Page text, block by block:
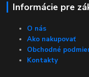
Informácie pre
O nás
Ako nakupovať
Obchodné
Kontakty